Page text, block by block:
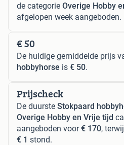
de categorie Overige Hobby
afgelopen week aangeboden.
€ 50
De huidige gemiddelde prijs
hobbyhorse is € 50.
Prijscheck
De duurste Stokpaard
Overige Hobby en Vrije tijd
aangeboden voor€ 170,
€ 1 stond.